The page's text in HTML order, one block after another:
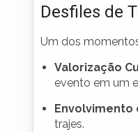
Desfiles de
Um dos
Valorização
evento em um
Envolvimento
trajes.